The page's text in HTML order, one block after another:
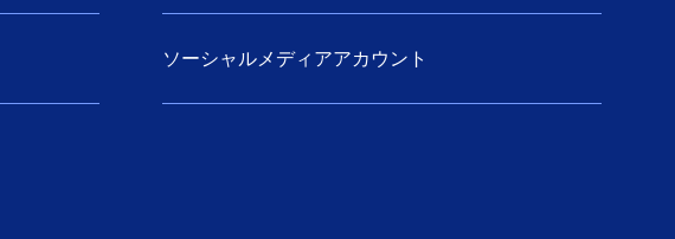
ソーシャルメディアアカウント